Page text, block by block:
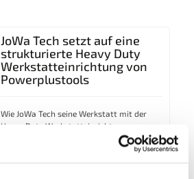
JoWa Tech setzt auf eine
strukturierte Heavy Duty
Werkstatteinrichtung von
Powerplustools
Wie JoWa Tech seine Werkstatt mit der
Heavy Duty Werkstatteinrichtung von
Powerplustools neu strukturiert hat. Ein